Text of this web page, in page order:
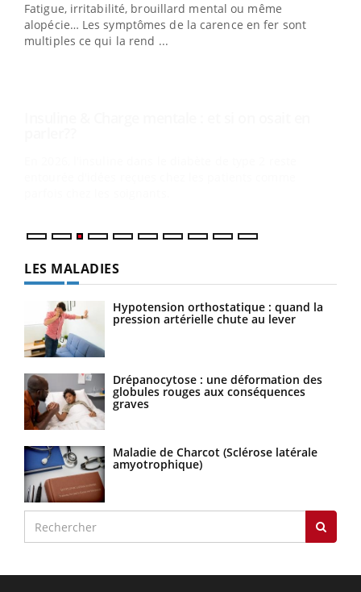
Fatigue, irritabilité, brouillard mental ou même
alopécie… Les symptômes de la carence en fer sont
multiples ce qui la rend ...
En 2026, l'insuline dans le diabète de type 2 reste
entourée d'idées reçues chez les patients comme
LES MALADIES
Hypotension orthostatique : quand la
pression artérielle chute au lever
Drépanocytose : une déformation des
globules rouges aux conséquences
graves
Maladie de Charcot (Sclérose latérale
amyotrophique)